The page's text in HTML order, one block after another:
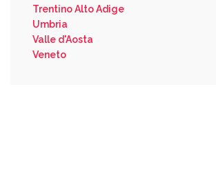
Trentino Alto Adige
Umbria
Valle d'Aosta
Veneto